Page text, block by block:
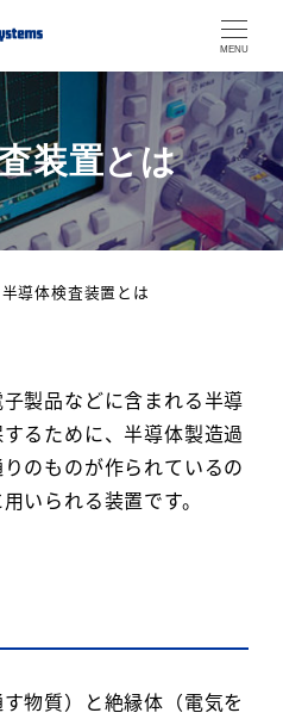
MENU
装置とは
半導体検査装置とは
製品などに含まれる半導
るために、半導体製造過
のものが作られているの
いられる装置です。
物質）と絶縁体（電気を